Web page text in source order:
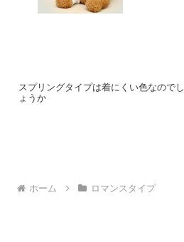
スプリングタイプは着にくい色なのでし
ょうか
ホーム ロマンスタイプ